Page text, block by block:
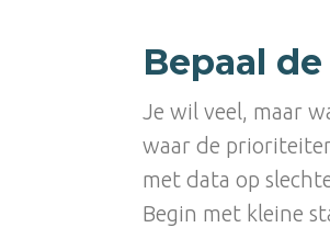
Bepaal
Je wil veel, maar
waar de
met data op
Begin met kleine